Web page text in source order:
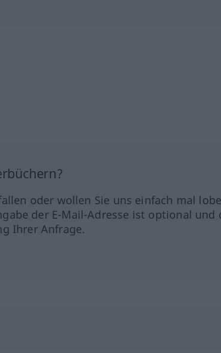
oder wollen Sie uns einfach mal
der E-Mail-Adresse ist optional und
Ihrer Anfrage.